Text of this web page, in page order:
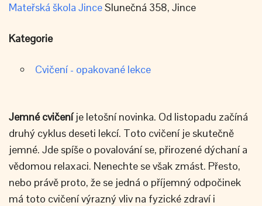
Mateřská škola JinceSlunečná 358, Jince
Kategorie
Cvičení - opakované lekce
Jemné cvičeníje letošní novinka. Od listopadu začíná
druhý cyklus deseti lekcí. Toto cvičení je skutečně
jemné. Jde spíše o povalování se, přirozené dýchaní a
vědomou relaxaci. Nenechte se však zmást. Přesto,
nebo právě proto, že se jedná o příjemný odpočinek
má toto cvičení výrazný vliv na fyzické zdraví i